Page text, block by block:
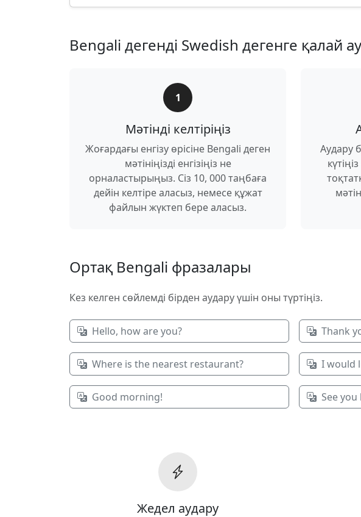
Bengali дегенді Swedish дегенге қалай
1
Мәтінді келтіріңіз
Жоғардағы енгізу өрісіне Bengali деген
мәтініңізді енгізіңіз не
орналастырыңыз. Сіз 10, 000 таңбаға
дейін келтіре аласыз, немесе құжат
файлын жүктеп бере аласыз.
Аудару
Ортақ Bengali фразалары
Кез келген сөйлемді бірден аудару үшін оны түртіңіз.
Hello, how are you? Thank
Where is the nearest restaurant? I would
Good morning! See you
Жедел аудару